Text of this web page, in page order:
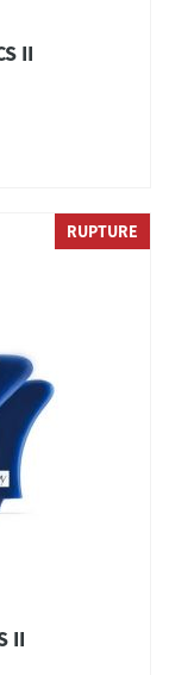
II
RUPTURE
II